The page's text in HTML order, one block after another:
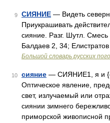
9 СИЯНИЕ — Видеть
Приукрашивать
сияние. Разг. Шутл.
Балдаев 2, 34;
Большой словарь русских
10 сияние — СИЯНИЕ1, я и
Оптическое явление,
свет, излучаемый или
сиянии зимнего
приморской живописной